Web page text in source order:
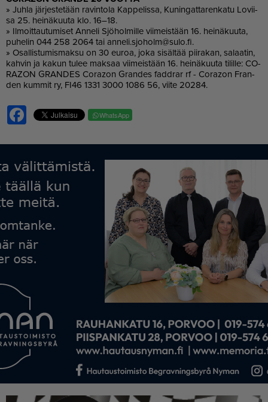
» Juh­la jär­jes­te­tään ra­vin­to­la Kap­pe­lis­sa, Ku­nin­gat­ta­ren­ka­tu Lo­vii­
sa 25. hei­nä­kuu­ta klo. 16–18.
» Il­moit­tau­tu­mi­set An­ne­li Sjö­hol­mil­le vii­meis­tään 16. hei­nä­kuu­ta,
pu­he­lin 044 258 2064 tai an­ne­li.sjo­holm@sulo.fi.
» Osal­lis­tu­mis­mak­su on 30 eu­roa, joka si­säl­tää pii­ra­kan, sa­laa­tin,
kah­vin ja ka­kun tu­lee mak­saa vii­meis­tään 16. hei­nä­kuu­ta ti­lil­le: CO­
RA­ZON GRAN­DES Co­ra­zon Gran­des fad­d­rar rf - Co­ra­zon Fran­
den kum­mit ry, FI46 1331 3000 1086 56, vii­te 20284.
Facebook WhatsApp